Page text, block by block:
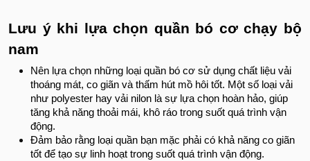
Lưu ý khi lựa chọn quần bó cơ chạy bộ
nam
Nên lựa chọn những loại quần bó cơ sử dụng chất liệu vải
thoáng mát, co giãn và thấm hút mồ hôi tốt. Một số loại vải
như polyester hay vải nilon là sự lựa chọn hoàn hảo, giúp
tăng khả năng thoải mái, khô ráo trong suốt quá trình vận
động.
Đảm bảo rằng loại quần bạn mặc phải có khả năng co giãn
tốt để tạo sự linh hoạt trong suốt quá trình vận động.